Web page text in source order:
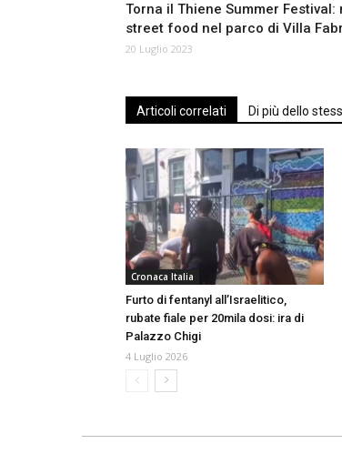
Torna il Thiene Summer Festival:
street food nel parco di Villa
20 Luglio 2023
Articoli correlati Di più dello
Cronaca Italia
Furto di fentanyl all’Israelitico,
rubate fiale per 20mila dosi: ira di
Palazzo Chigi
4 Luglio 2026